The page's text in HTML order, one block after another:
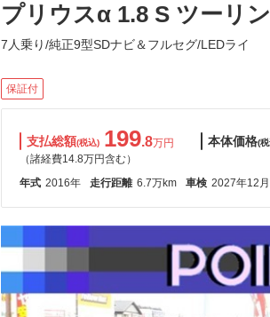
プリウスα 1.8 S ツーリ
7人乗り/純正9型SDナビ＆フルセグ/LEDライ
保証付
支払総額(税込) 199.8万円
（諸経費14.8万円含む）
本体価格(
年式 2016年 走行距離 6.7万km 車検 2027年12月